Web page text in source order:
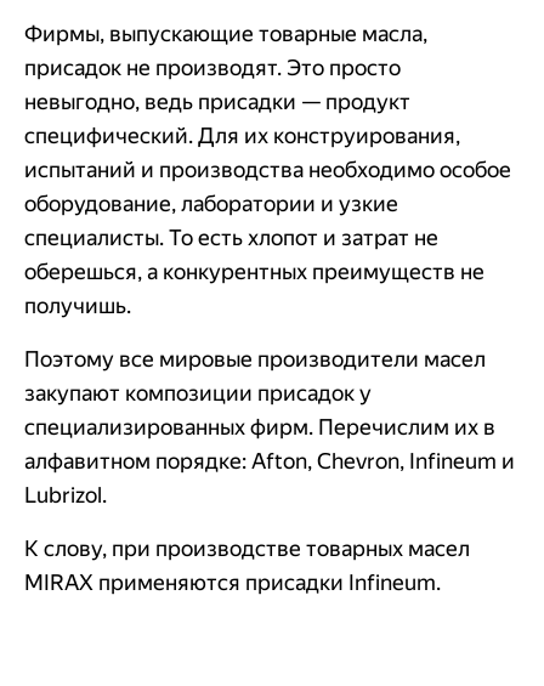
Фирмы, выпускающие товарные масла,
присадок не производят. Это просто
невыгодно, ведь присадки — продукт
специфический. Для их конструирования,
испытаний и производства необходимо особое
оборудование, лаборатории и узкие
специалисты. То есть хлопот и затрат не
оберешься, а конкурентных преимуществ не
получишь.
Поэтому все мировые производители масел
закупают композиции присадок у
специализированных фирм. Перечислим их в
алфавитном порядке: Afton, Chevron, Infineum и
Lubrizol.
К слову, при производстве товарных масел
MIRAX применяются присадки Infineum.